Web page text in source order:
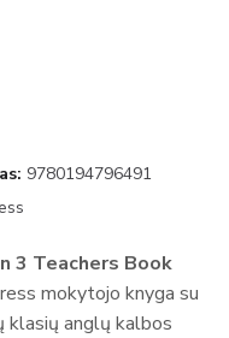
9780194796491
3 Teachers Book
mokytojo knyga su
klasių anglų kalbos